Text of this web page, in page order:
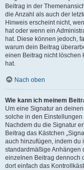
Beitrag in der
die Anzahl als auch der
Hinweis erscheint nicht,
hat oder wenn ein
hat. Diese können jedoch,
warum dein Beitrag
einen Beitrag nicht löschen
hat.
Nach oben
Wie kann ich meinem
Um eine Signatur an
solche in den
Nachdem du die Signatur
Beitrag das Kästchen
auch hinzufügen, indem du
standardmäßige Anhängen
einzelnen Beitrag dennoch
dort einfach das